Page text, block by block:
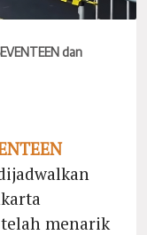
dan
menarik